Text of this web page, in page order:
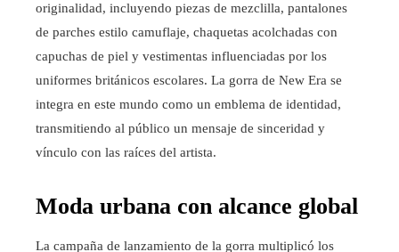
originalidad, incluyendo piezas de mezclilla, pantalones
de parches estilo camuflaje, chaquetas acolchadas con
capuchas de piel y vestimentas influenciadas por los
uniformes británicos escolares. La gorra de New Era se
integra en este mundo como un emblema de identidad,
transmitiendo al público un mensaje de sinceridad y
vínculo con las raíces del artista.
Moda urbana con alcance global
La campaña de lanzamiento de la gorra multiplicó los